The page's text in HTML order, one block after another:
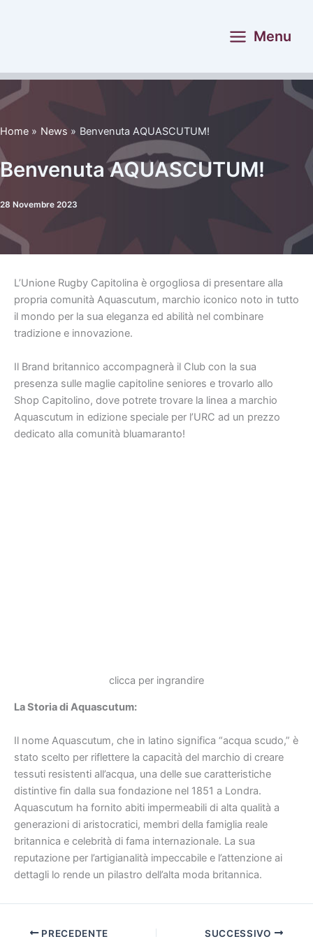
Menu
Home News Benvenuta AQUASCUTUM!
Benvenuta AQUASCUTUM!
28 Novembre 2023
L’Unione Rugby Capitolina è orgogliosa di presentare alla
propria comunità Aquascutum, marchio iconico noto in tutto
il mondo per la sua eleganza ed abilità nel combinare
tradizione e innovazione.
Il Brand britannico accompagnerà il Club con la sua
presenza sulle maglie capitoline seniores e trovarlo allo
Shop Capitolino, dove potrete trovare la linea a marchio
Aquascutum in edizione speciale per l’URC ad un prezzo
dedicato alla comunità bluamaranto!
clicca per ingrandire
La Storia di Aquascutum:
Il nome Aquascutum, che in latino significa “acqua scudo,” è
stato scelto per riflettere la capacità del marchio di creare
tessuti resistenti all’acqua, una delle sue caratteristiche
distintive fin dalla sua fondazione nel 1851 a Londra.
Aquascutum ha fornito abiti impermeabili di alta qualità a
generazioni di aristocratici, membri della famiglia reale
britannica e celebrità di fama internazionale. La sua
reputazione per l’artigianalità impeccabile e l’attenzione ai
dettagli lo rende un pilastro dell’alta moda britannica.
PRECEDENTE SUCCESSIVO